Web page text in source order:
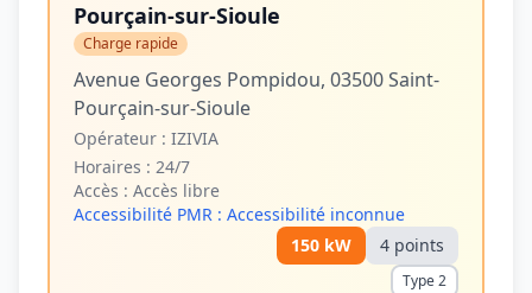
Pourçain-sur-Sioule
Charge rapide
Avenue Georges Pompidou, 03500 Saint-
Pourçain-sur-Sioule
Opérateur : IZIVIA
Horaires : 24/7
Accès : Accès libre
Accessibilité PMR : Accessibilité inconnue
150 kW 4 points
Type 2